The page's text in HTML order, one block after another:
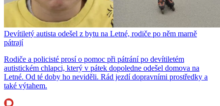
Devítiletý autista odešel z bytu na Letné, rodiče po něm marně
pátrají
Rodiče a policisté prosí o pomoc při pátrání po devítiletém
autistickém chlapci, který v pátek dopoledne odešel domova na
Letné. Od té doby ho neviděli. Rád jezdí dopravními prostředky a
také výtahem.